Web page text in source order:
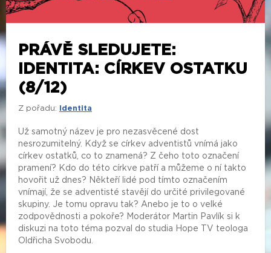
PRÁVĚ SLEDUJETE:
IDENTITA: CÍRKEV OSTATKU
(8/12)
Z pořadu: Identita
Už samotný název je pro nezasvěcené dost
nesrozumitelný. Když se církev adventistů vnímá jako
církev ostatků, co to znamená? Z čeho toto označení
pramení? Kdo do této církve patří a můžeme o ní takto
hovořit už dnes? Někteří lidé pod tímto označením
vnímají, že se adventisté stavějí do určité privilegované
skupiny. Je tomu opravu tak? Anebo je to o velké
zodpovědnosti a pokoře? Moderátor Martin Pavlík si k
diskuzi na toto téma pozval do studia Hope TV teologa
Oldřicha Svobodu.